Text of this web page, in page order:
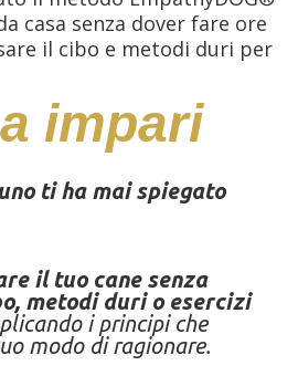
casa senza dover fare ore
il cibo e metodi duri per
impari
ti ha mai spiegato
il tuo cane senza
metodi duri o esercizi
i principi che
modo di ragionare.